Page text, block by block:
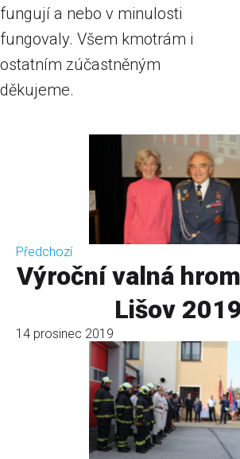
fungují a nebo v minulosti
fungovaly. Všem kmotrám i
ostatním zúčastněným
děkujeme.
Předchozí
Výroční valná
Lišov 2019
14 prosinec 2019